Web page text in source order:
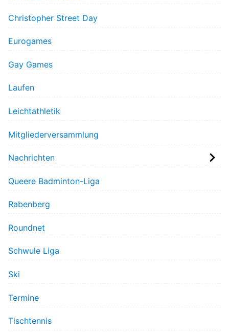
Christopher Street Day
Eurogames
Gay Games
Laufen
Leichtathletik
Mitgliederversammlung
Nachrichten
Queere Badminton-Liga
Rabenberg
Roundnet
Schwule Liga
Ski
Termine
Tischtennis